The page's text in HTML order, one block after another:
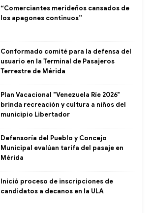
“Comerciantes merideños cansados de
los apagones continuos”
Conformado comité para la defensa del
usuario en la Terminal de Pasajeros
Terrestre de Mérida
Plan Vacacional "Venezuela Ríe 2026"
brinda recreación y cultura a niños del
municipio Libertador
Defensoría del Pueblo y Concejo
Municipal evalúan tarifa del pasaje en
Mérida
Inició proceso de inscripciones de
candidatos a decanos en la ULA